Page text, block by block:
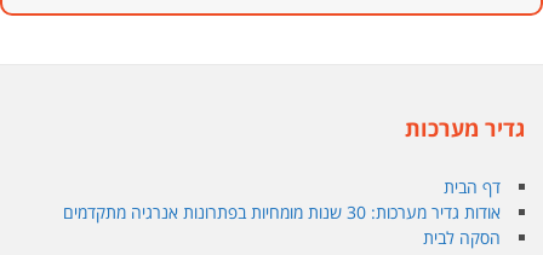
גדיר מערכות
דף הבית
אודות גדיר מערכות: 30 שנות מומחיות בפתרונות אנרגיה מתקדמים
הסקה לבית